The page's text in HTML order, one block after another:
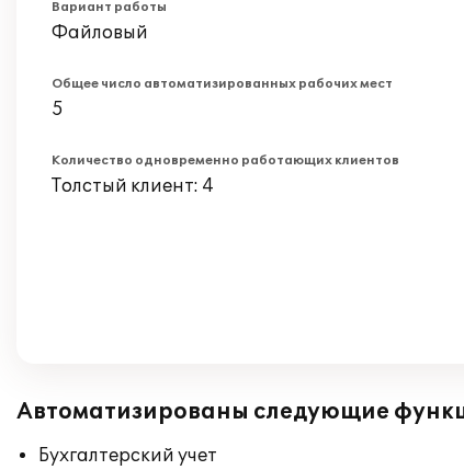
Вариант работы
Файловый
Общее число автоматизированных рабочих мест
5
Количество одновременно работающих клиентов
Толстый клиент: 4
Автоматизированы следующие
Бухгалтерский учет